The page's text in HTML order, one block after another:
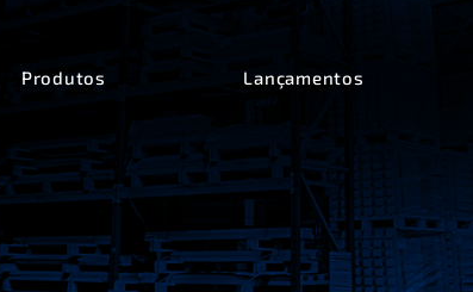
Produtos Lançamentos